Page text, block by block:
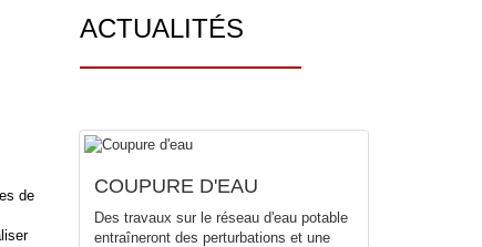
de
ACTUALITÉS
COUPURE D'EAU
Des travaux sur le réseau d'eau potable
entraîneront des perturbations et une